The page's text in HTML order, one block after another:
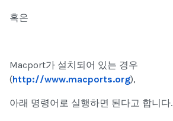
혹은
Macport가 설치되어 있는 경우
(http://www.macports.org),
아래 명령어로 실행하면 된다고 합니다.